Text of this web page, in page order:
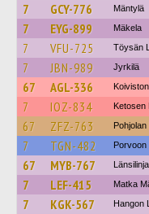
7 GCY-776 Mäntylä
7 EYG-899 Mäkela
7 VFU-725 Töysän
7 JBN-989 Jyrkilä
67 AGL-336 Koiviston
7 IOZ-834 Ketosen
67 ZFZ-763
7 TGN-482 Porvoon
67 MYB-767
7 LEF-415 Matka
7 KGK-567 Hangon